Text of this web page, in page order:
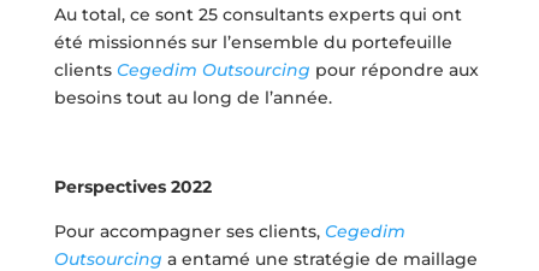
Au total, ce sont 25 consultants experts qui ont
été missionnés sur l’ensemble du portefeuille
clients Cegedim Outsourcing pour répondre aux
besoins tout au long de l’année.
Perspectives 2022
Pour accompagner ses clients, Cegedim
Outsourcing a entamé une stratégie de maillage